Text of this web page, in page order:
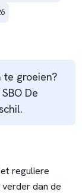
groeien?
De
reguliere
dan de